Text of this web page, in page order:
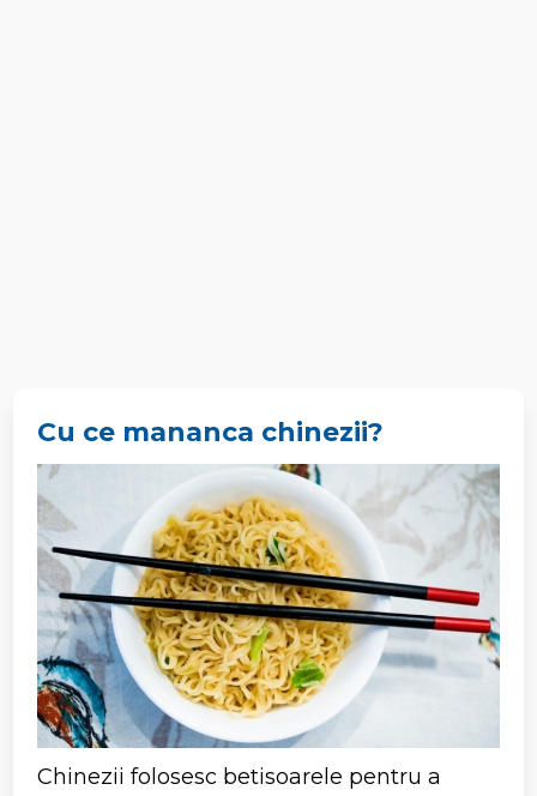
Cu ce mananca chinezii?
Chinezii folosesc betisoarele pentru a